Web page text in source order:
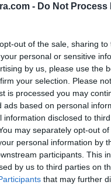
- Do Not Process
out of the sale, sharing
personal or sensitive
by us, please use the
your selection. Please
is processed you may
ads based on personal
information disclosed to
may separately opt-out
personal information by
participants. This
by us to third parties on
that may further
Πολλοί
του. Ο
Ο καλλιτέχνης έχει
Καμιά φορά η
αλήθειες. Ο Θεός τον
νόμιζε ότι είχε
της ψυχής του -
καλύτερη στιγμή»,
Αέτιος.